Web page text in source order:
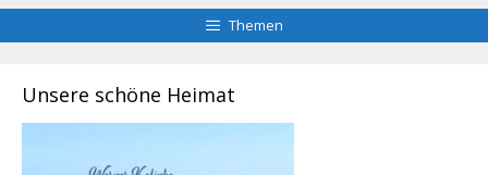
Themen
Unsere schöne Heimat